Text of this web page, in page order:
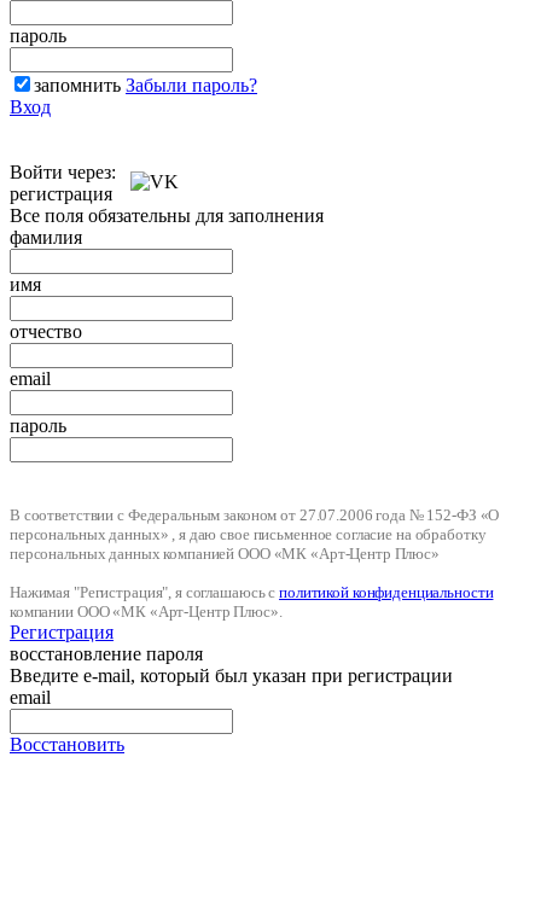
пароль
запомнить Забыли пароль?
Вход
Войти через:
регистрация
Все поля обязательны для заполнения
фамилия
имя
отчество
email
пароль
В соответствии с Федеральным законом от 27.07.2006 года № 152-ФЗ «О
персональных данных» , я даю свое письменное согласие на обработку
персональных данных компанией ООО «МК «Арт-Центр Плюс»
Нажимая "Регистрация", я соглашаюсь сполитикой конфиденциальности
компании ООО «МК «Арт-Центр Плюс».
Регистрация
восстановление пароля
Введите e-mail, который был указан при регистрации
email
Восстановить